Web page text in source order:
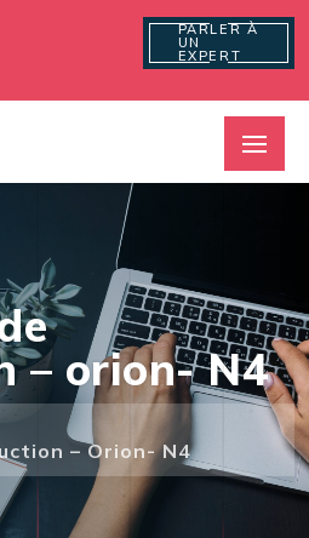
PARLER À
UN
EXPERT
– orion- N4
– Orion- N4